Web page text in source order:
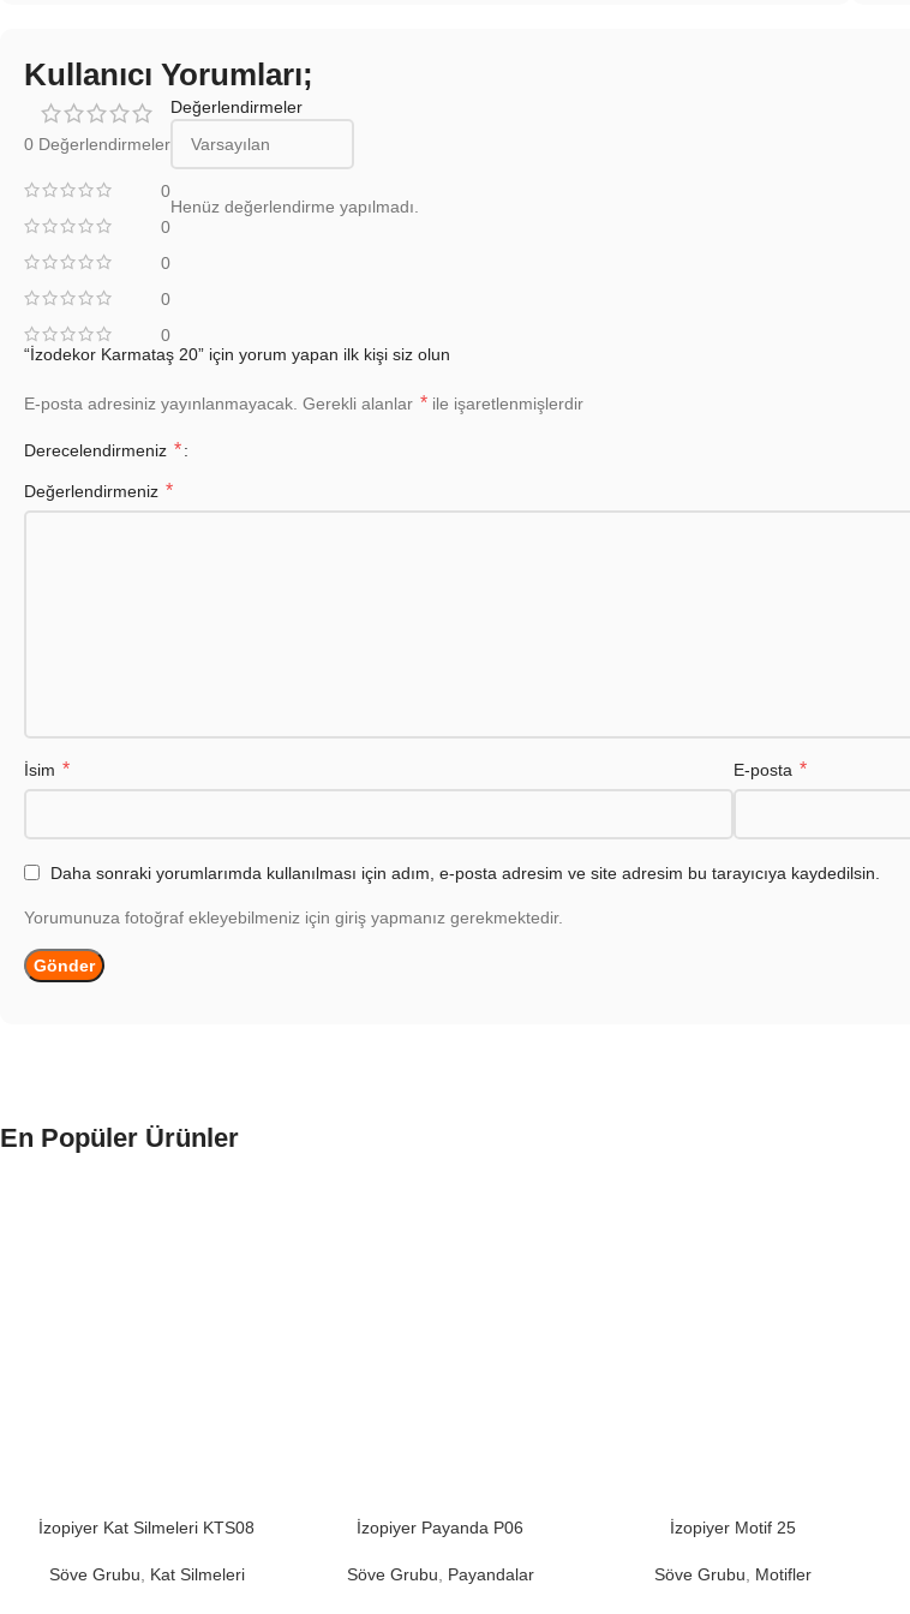
Kullanıcı Yorumları;
0 Değerlendirmeler
0
0
0
0
0
Değerlendirmeler
Henüz değerlendirme yapılmadı.
“İzodekor Karmataş 20” için yorum yapan ilk kişi siz olun
E-posta adresiniz yayınlanmayacak. Gerekli alanlar * ile işaretlenmişlerdir
Derecelendirmeniz *
Değerlendirmeniz *
İsim * E-posta *
Daha sonraki yorumlarımda kullanılması için adım, e-posta adresim ve site adresim bu tarayıcıya kaydedilsin.
Yorumunuza fotoğraf ekleyebilmeniz için giriş yapmanız gerekmektedir.
En Popüler Ürünler
İzopiyer Kat Silmeleri KTS08
Söve Grubu Kat Silmeleri
İzopiyer Payanda P06
Söve Grubu Payandalar
İzopiyer Motif 25
Söve Grubu Motifler